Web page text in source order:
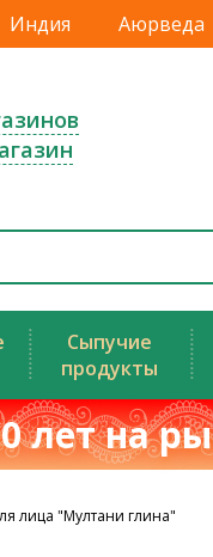
Индия Аюрведа
Сыпучие
продукты
лет на
лица "Мултани глина"